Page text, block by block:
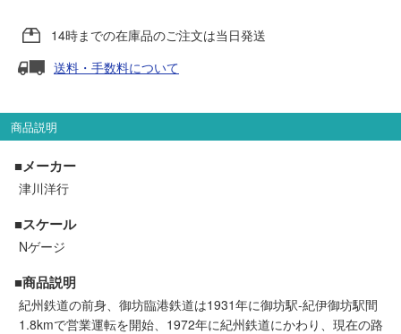
天賞堂
セール品・キャンペーン
セール商品
走行エリア別 鉄道模型車両リスト
14時までの在庫品のご注文は当日発送
送料・手数料について
商品説明
■メーカー
津川洋行
■スケール
Nゲージ
■商品説明
紀州鉄道の前身、御坊臨港鉄道は1931年に御坊駅-紀伊御坊駅間
1.8kmで営業運転を開始、1972年に紀州鉄道にかわり、現在の路